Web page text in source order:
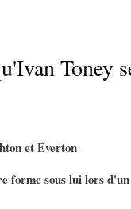
Toney
et Everton
forme sous lui lors